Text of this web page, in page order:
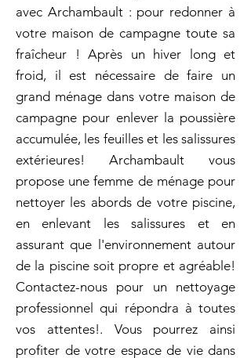
avec Archambault : pour redonner à
votre maison de campagne toute sa
fraîcheur ! Après un hiver long et
froid, il est nécessaire de faire un
grand ménage dans votre maison de
campagne pour enlever la poussière
accumulée, les feuilles et les salissures
extérieures! Archambault vous
propose une femme de ménage pour
nettoyer les abords de votre piscine,
en enlevant les salissures et en
assurant que l'environnement autour
de la piscine soit propre et agréable!
Contactez-nous pour un nettoyage
professionnel qui répondra à toutes
vos attentes!. Vous pourrez ainsi
profiter de votre espace de vie dans